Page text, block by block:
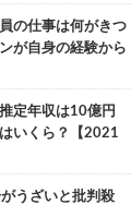
の仕事は何がきつ
が自身の経験から
定年収は10億円
いくら？【2021
うざいと批判殺